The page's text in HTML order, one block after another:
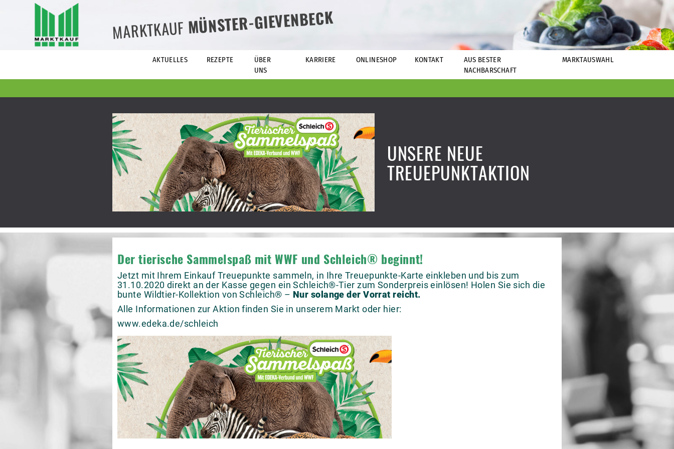
MARKTKAUFMÜNSTER-GIEVENBECK
AKTUELLES REZEPTE
ÜBER
UNS
KARRIERE ONLINESHOP KONTAKT
AUS BESTER
NACHBARSCHAFT
MARKTAUSWAHL
UNSERE NEUE
TREUEPUNKTAKTION
Der tierische Sammelspaß mit WWF und Schleich® beginnt!
Jetzt mit Ihrem Einkauf Treuepunkte sammeln, in Ihre Treuepunkte-Karte einkleben und bis zum
31.10.2020 direkt an der Kasse gegen ein Schleich®-Tier zum Sonderpreis einlösen! Holen Sie sich die
bunte Wildtier-Kollektion von Schleich® – Nur solange der Vorrat reicht.
Alle Informationen zur Aktion finden Sie in unserem Markt oder hier:
www.edeka.de/schleich